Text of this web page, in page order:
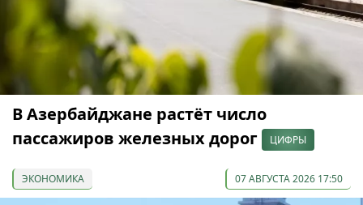
В Азербайджане растёт число
пассажиров железных дорог
ЦИФРЫ
ЭКОНОМИКА 07 АВГУСТА 2026 17:50